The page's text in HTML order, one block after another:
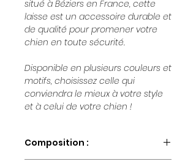
situé à Béziers en France, cette
laisse est un accessoire durable et
de qualité pour promener votre
chien en toute sécurité.
Disponible en plusieurs couleurs et
motifs, choisissez celle qui
conviendra le mieux à votre style
et à celui de votre chien !
Composition :